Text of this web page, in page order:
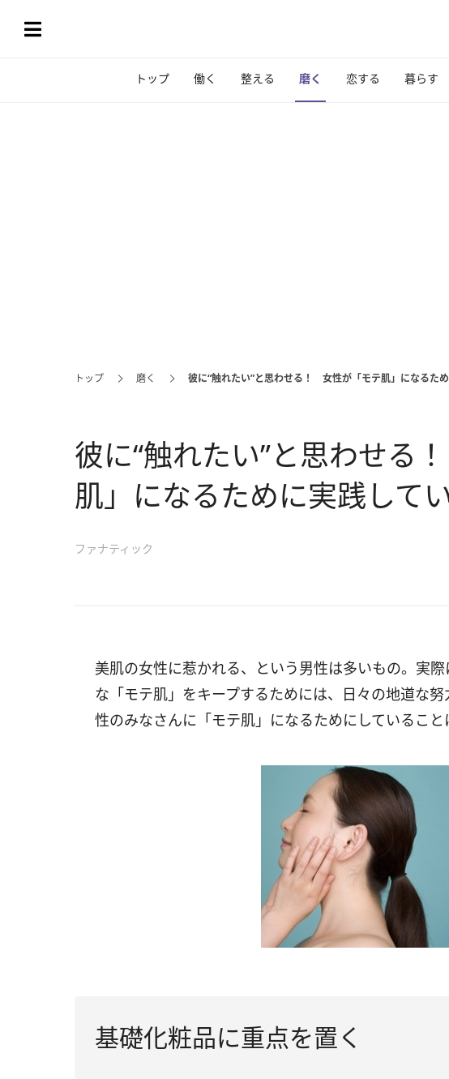
トップ 働く 整える 磨く 恋する 暮らす
トップ 磨く 彼に“触れたい”と思わせる！ 女性が「モテ肌」になるた
彼に“触れたい”と思わせる
肌」になるために実践して
ファナティック
美肌の女性に惹かれる、という男性は多いもの。実
な「モテ肌」をキープするためには、日々の地道な
性のみなさんに「モテ肌」になるためにしていること
基礎化粧品に重点を置く